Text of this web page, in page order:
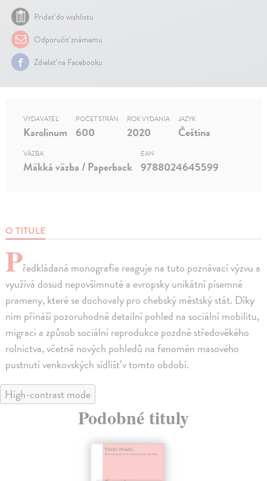
Pridať do wishlistu
Odporučiť známemu
Zdielať na Facebooku
O TITULE
Předkládaná monografie reaguje na tuto poznávací výzvu a
využívá dosud nepovšimnuté a evropsky unikátní písemné
prameny, které se dochovaly pro chebský městský stát. Díky
nim přináší pozoruhodně detailní pohled na sociální mobilitu,
migraci a způsob sociální reprodukce pozdně středověkého
rolnictva, včetně nových pohledů na fenomén masového
pustnutí venkovských sídlišť v tomto období.
VYDAVATEĽ
Karolinum
POČET STRÁN
600
ROK VYDANIA
2020
JAZYK
Čeština
VÄZBA
Mäkká väzba / Paperback
EAN
9788024645599
High-contrast mode
Podobné tituly